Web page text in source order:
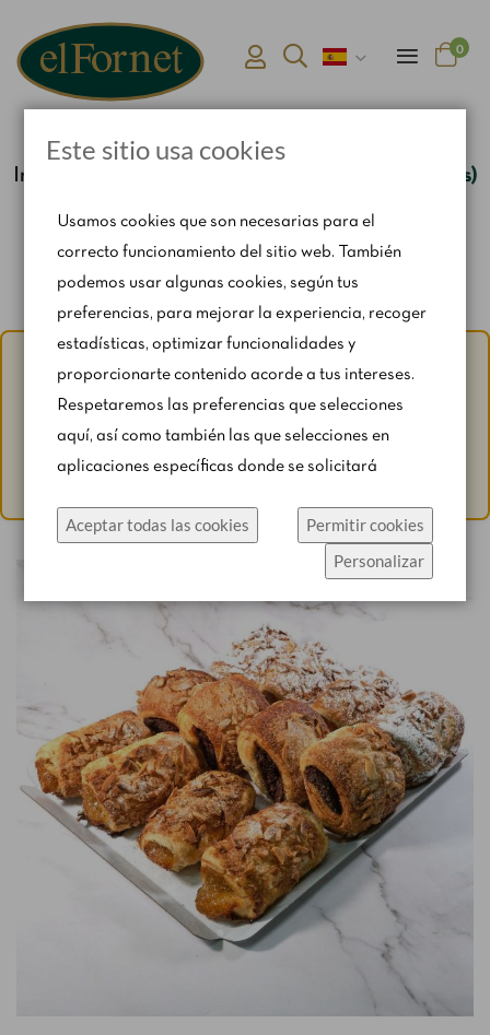
0
Inicio Bandeja de mini delicias variadas (12 Uds)
Aviso de verano:
Del 1 al 31 de agosto, con motivo del
periodo vacacional, se restringen ligeramente los horarios
Para cualquier consulta, escríbenos a
Este sitio usa cookies
Usamos cookies que son necesarias para el
correcto funcionamiento del sitio web. También
podemos usar algunas cookies, según tus
preferencias, para mejorar la experiencia, recoger
estadísticas, optimizar funcionalidades y
proporcionarte contenido acorde a tus intereses.
Respetaremos las preferencias que selecciones
aquí, así como también las que selecciones en
aplicaciones específicas donde se solicitará
Haz click en Permitir cookies para aceptar las
cookies e ir directamente al sitio web o haz click en
Configuración de cookies para ver los detalles de
los tipos de cookies y elegir cuáles aceptar.
Más información
Configuración de cookies
Aceptar todas las cookies
Permitir cookies
Personalizar